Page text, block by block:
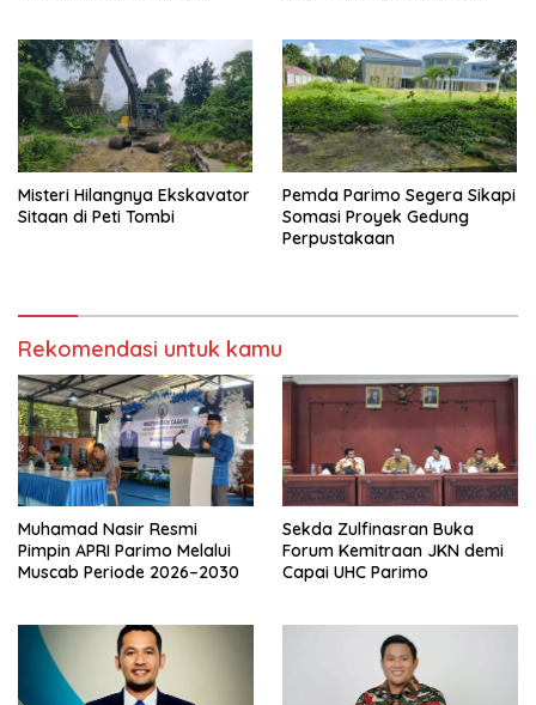
Misteri Hilangnya Ekskavator
Sitaan di Peti Tombi
Pemda Parimo Segera Sikapi
Somasi Proyek Gedung
Perpustakaan
Rekomendasi untuk kamu
Muhamad Nasir Resmi
Pimpin APRI Parimo Melalui
Muscab Periode 2026–2030
Sekda Zulfinasran Buka
Forum Kemitraan JKN demi
Capai UHC Parimo